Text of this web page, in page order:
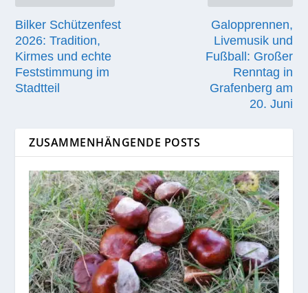
Bilker Schützenfest
2026: Tradition,
Kirmes und echte
Feststimmung im
Stadtteil
Galopprennen,
Livemusik und
Fußball: Großer
Renntag in
Grafenberg am
20. Juni
ZUSAMMENHÄNGENDE POSTS